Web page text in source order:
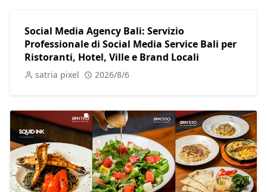
Social Media Agency Bali: Servizio
Professionale di Social Media Service Bali per
Ristoranti, Hotel, Ville e Brand Locali
satria pixel 2026/8/6